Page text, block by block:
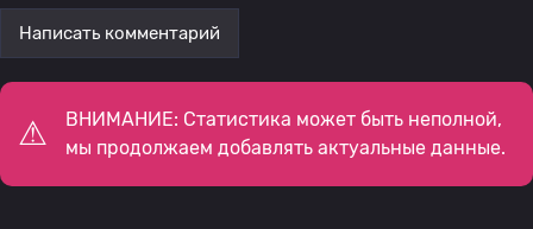
Написать комментарий
ВНИМАНИЕ: Статистика может быть неполной,
мы продолжаем добавлять актуальные данные.